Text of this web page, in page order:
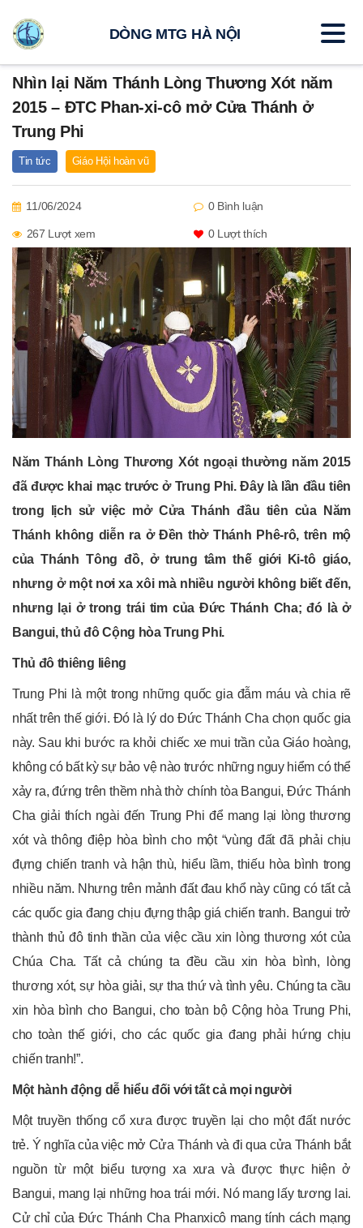
Nhìn lại Năm Thánh Lòng Thương Xót năm
2015 – ĐTC Phan-xi-cô mở Cửa Thánh ở
Trung Phi
Tin tức Giáo Hội hoàn vũ
11/06/2024 0 Bình luận
267 Lượt xem 0Lượt thích
Năm Thánh Lòng Thương Xót ngoại thường năm 2015
đã được khai mạc trước ở Trung Phi. Đây là lần đầu tiên
trong lịch sử việc mở Cửa Thánh đầu tiên của Năm
Thánh không diễn ra ở Đền thờ Thánh Phê-rô, trên mộ
của Thánh Tông đồ, ở trung tâm thế giới Ki-tô giáo,
nhưng ở một nơi xa xôi mà nhiều người không biết đến,
nhưng lại ở trong trái tim của Đức Thánh Cha; đó là ở
Bangui, thủ đô Cộng hòa Trung Phi.
Thủ đô thiêng liêng
Trung Phi là một trong những quốc gia đẫm máu và chia rẽ
nhất trên thế giới. Đó là lý do Đức Thánh Cha chọn quốc gia
này. Sau khi bước ra khỏi chiếc xe mui trần của Giáo hoàng,
không có bất kỳ sự bảo vệ nào trước những nguy hiểm có thể
xảy ra, đứng trên thềm nhà thờ chính tòa Bangui, Đức Thánh
Cha giải thích ngài đến Trung Phi để mang lại lòng thương
xót và thông điệp hòa bình cho một “vùng đất đã phải chịu
đựng chiến tranh và hận thù, hiểu lầm, thiếu hòa bình trong
nhiều năm. Nhưng trên mảnh đất đau khổ này cũng có tất cả
các quốc gia đang chịu đựng thập giá chiến tranh. Bangui trở
thành thủ đô tinh thần của việc cầu xin lòng thương xót của
Chúa Cha. Tất cả chúng ta đều cầu xin hòa bình, lòng
thương xót, sự hòa giải, sự tha thứ và tình yêu. Chúng ta cầu
xin hòa bình cho Bangui, cho toàn bộ Cộng hòa Trung Phi,
cho toàn thế giới, cho các quốc gia đang phải hứng chịu
chiến tranh!”.
Một hành động dễ hiểu đối với tất cả mọi người
Một truyền thống cổ xưa được truyền lại cho một đất nước
trẻ. Ý nghĩa của việc mở Cửa Thánh và đi qua cửa Thánh bắt
nguồn từ một biểu tượng xa xưa và được thực hiện ở
Bangui, mang lại những hoa trái mới. Nó mang lấy tương lai.
Cử chỉ của Đức Thánh Cha Phanxicô mang tính cách mạng
DÒNG MTG HÀ NỘI